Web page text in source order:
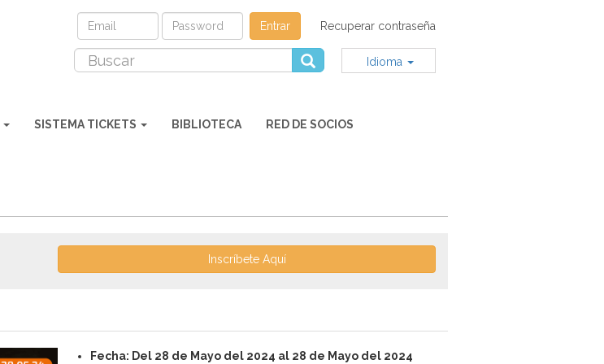
Entrar Recuperar contraseña
Idioma
SISTEMA TICKETS BIBLIOTECA RED DE SOCIOS
Inscríbete Aquí
Fecha: Del 28 de Mayo del 2024 al 28 de Mayo del 2024